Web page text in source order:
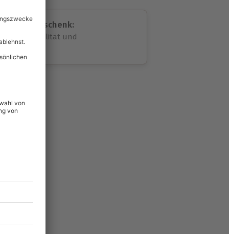
Geschenk:
volle Flexibilität und
für alle Erlebnisse